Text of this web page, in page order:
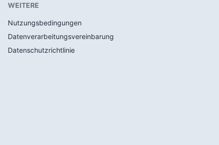
WEITERE
Nutzungsbedingungen
Datenverarbeitungsvereinbarung
Datenschutzrichtlinie